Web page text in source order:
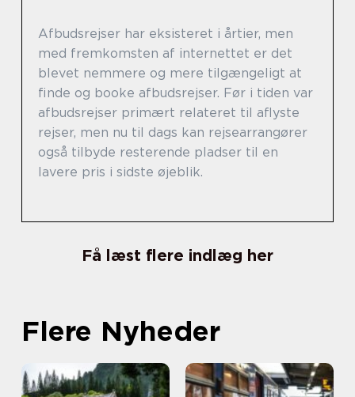
Afbudsrejser har eksisteret i årtier, men
med fremkomsten af internettet er det
blevet nemmere og mere tilgængeligt at
finde og booke afbudsrejser. Før i tiden var
afbudsrejser primært relateret til aflyste
rejser, men nu til dags kan rejsearrangører
også tilbyde resterende pladser til en
lavere pris i sidste øjeblik.
Få læst flere indlæg her
Flere Nyheder